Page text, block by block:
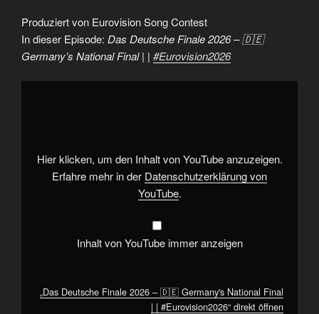
Produziert von Eurovision Song Contest
In dieser Episode: Das Deutsche Finale 2026 – 🇩🇪
Germany’s National Final | | #Eurovision2026
„Das
National
FinalHier klicken, um den Inhalt von YouTube anzuzeigen.
Erfahre mehr in der Datenschutzerklärung von
YouTube.
Inhalt von YouTube immer anzeigen
„Das Deutsche Finale 2026 – 🇩🇪 Germany's National Final
| | #Eurovision2026“ direkt öffnen